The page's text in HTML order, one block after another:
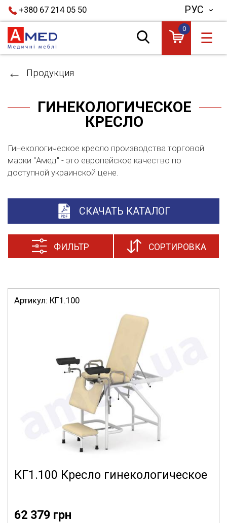
+380 67 214 05 50 РУС
0
☰
Продукция
ГИНЕКОЛОГИЧЕСКОЕ
КРЕСЛО
Гинекологическое кресло производства торговой
марки "Амед" - это европейское качество по
доступной украинской цене.
СКАЧАТЬ КАТАЛОГ
ФИЛЬТР СОРТИРОВКА
Артикул: КГ1.100
КГ1.100 Кресло гинекологическое
62 379 грн